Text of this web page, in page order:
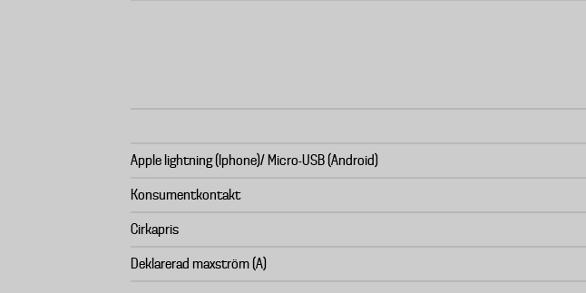
Apple lightning (Iphone)/ Micro-USB (Android)
Konsumentkontakt
Cirkapris
Deklarerad maxström (A)